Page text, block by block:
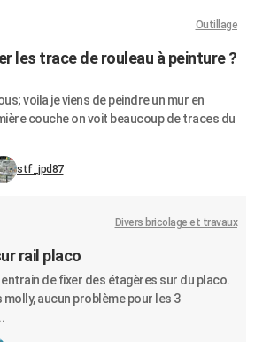
Outillage
les trace de rouleau à peinture ?
voila je viens de peindre un mur en
couche on voit beaucoup de traces du
stf_jpd87
Divers bricolage et travaux
rail placo
de fixer des étagères sur du placo.
aucun problème pour les 3